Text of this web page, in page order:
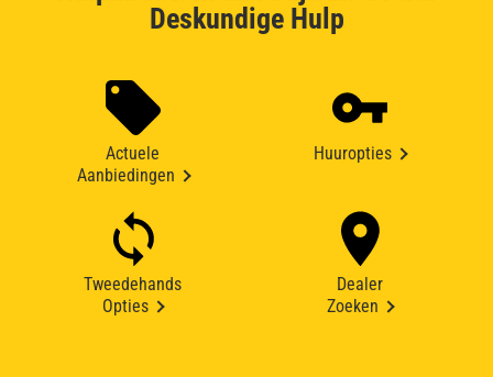
Deskundige Hulp
Actuele
Aanbiedingen
Huuropties
Tweedehands
Opties
Dealer
Zoeken